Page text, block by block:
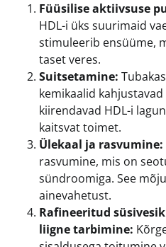
Füüsilise aktiivsuse
HDL-i üks suurimaid
stimuleerib ensüüme,
taset veres.
Suitsetamine:
kemikaalid
kiirendavad HDL-i
kaitsvat toimet.
Ülekaal ja rasvumine:
rasvumine, mis on
sündroomiga. See
ainevahetust.
Rafineeritud
liigne tarbimine: